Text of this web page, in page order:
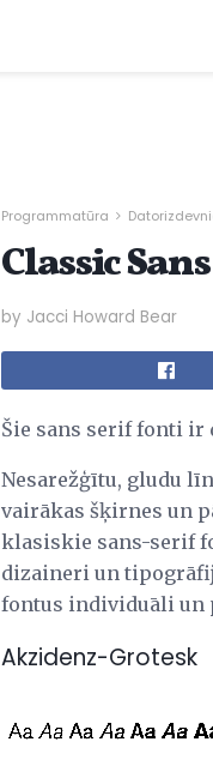
Programmatūra
Classic
by Jacci Howard Bear
Šie sans serif fonti
Nesarežģītu, gludu
vairākas šķirnes un
klasiskie sans-serif
dizaineri un
fontus individuāli un
Akzidenz-Grotesk